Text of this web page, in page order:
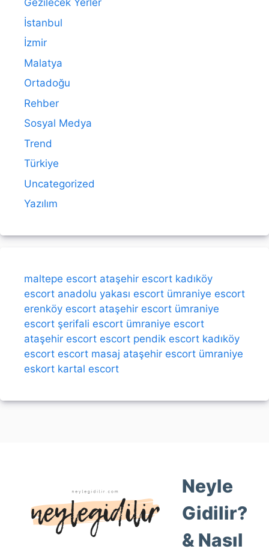
Gezilecek Yerler
İstanbul
İzmir
Malatya
Ortadoğu
Rehber
Sosyal Medya
Trend
Türkiye
Uncategorized
Yazılım
maltepe escort ataşehir escort kadıköy
escort anadolu yakası escort ümraniye escort
erenköy escort ataşehir escort ümraniye
escort şerifali escort ümraniye escort
ataşehir escort escort pendik escort kadıköy
escort escort masaj ataşehir escort ümraniye
eskort kartal escort
Neyle
Gidilir?
& Nasıl